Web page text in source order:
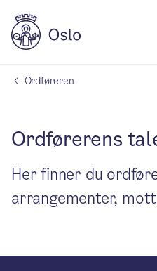
Ordføreren
Ordførerens
Her finner du
arrangementer,